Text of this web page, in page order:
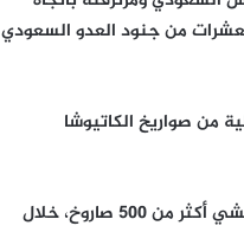
من جنود العدو السعودي
من صواريخ الكاتيوشا
وذكر المصدر أن طيران العدوان الحربي شن أكثر من 10 غارات وطيران الأباتشي أكثر من 500 صاروخ، خلال